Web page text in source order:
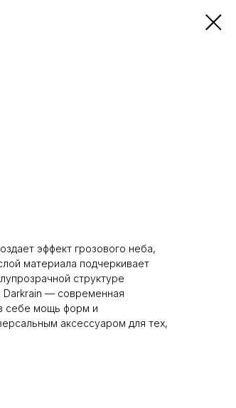
эффект грозового неба,
материала подчеркивает
структуре
Darkrain — современная
себе мощь форм и
аксессуаром для тех,